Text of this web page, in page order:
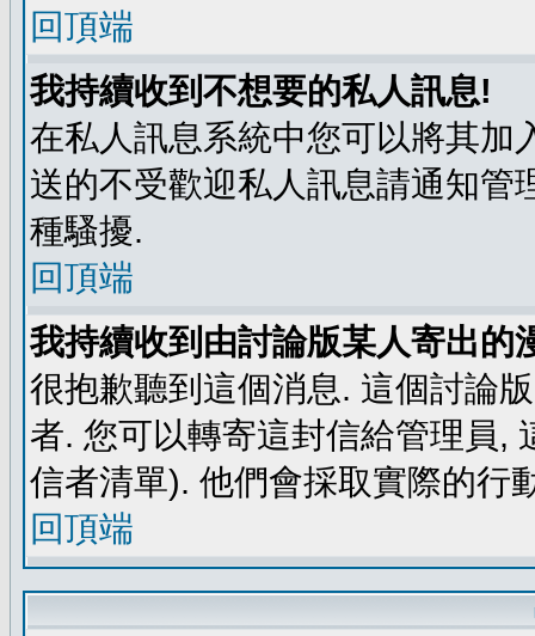
回頂端
我持續收到不想要的私人訊息!
在私人訊息系統中您可以將其加
送的不受歡迎私人訊息請通知管
種騷擾.
回頂端
我持續收到由討論版某人寄出的
很抱歉聽到這個消息. 這個討論
者. 您可以轉寄這封信給管理員,
信者清單). 他們會採取實際的行
回頂端